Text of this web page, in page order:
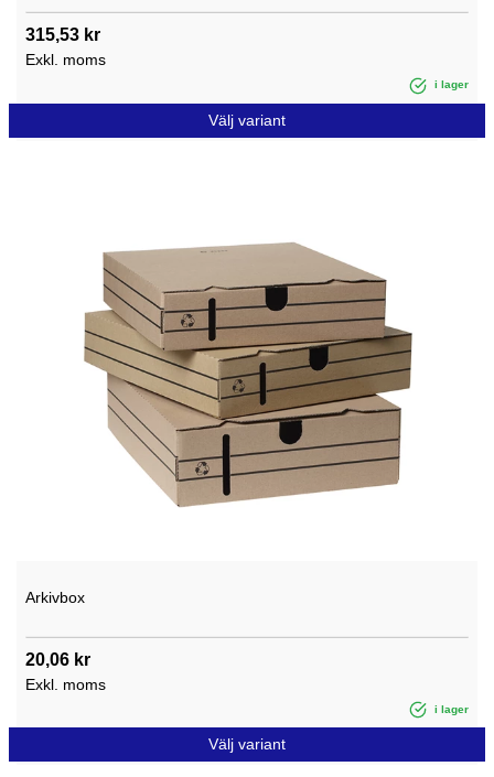
315,53 kr
Exkl. moms
i lager
Välj variant
Arkivbox
20,06 kr
Exkl. moms
i lager
Välj variant